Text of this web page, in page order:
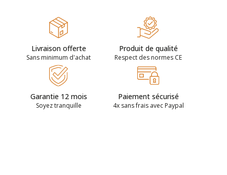
Livraison offerte
Sans minimum d'achat
Produit de qualité
Respect des normes CE
Garantie 12 mois
Soyez tranquille
Paiement sécurisé
4x sans frais avec Paypal